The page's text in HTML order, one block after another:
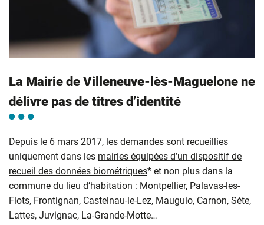
La Mairie de Villeneuve-lès-Maguelone ne
délivre pas de titres d’identité
Depuis le 6 mars 2017, les demandes sont recueillies
uniquement dans les mairies équipées d’un dispositif de
recueil des données biométriques* et non plus dans la
commune du lieu d’habitation : Montpellier, Palavas-les-
Flots, Frontignan, Castelnau-le-Lez, Mauguio, Carnon, Sète,
Lattes, Juvignac, La-Grande-Motte…